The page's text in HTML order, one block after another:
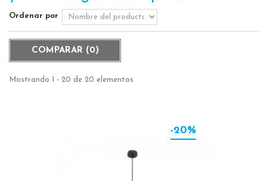
Ordenar por
COMPARAR ( 0 )
Mostrando 1 - 20 de 20 elementos
-20%